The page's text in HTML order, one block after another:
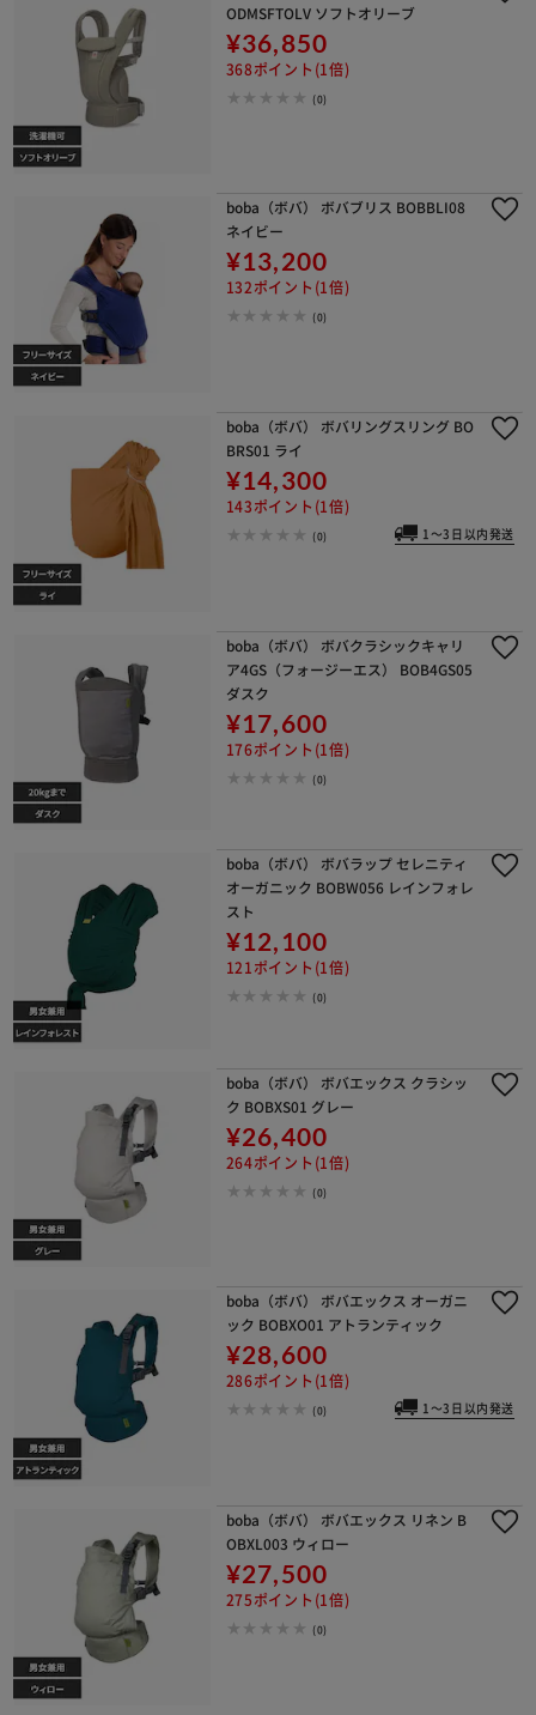
ODMSFTOLV ソフトオリーブ
¥36,850
368ポイント(1倍)
(0)
boba（ボバ） ボバブリス BOBBLI08
ネイビー
¥13,200
132ポイント(1倍)
(0)
boba（ボバ） ボバリングスリング BO
BRS01 ライ
¥14,300
143ポイント(1倍)
(0) 1～3日以内発送
boba（ボバ） ボバクラシックキャリ
ア4GS（フォージーエス） BOB4GS05
ダスク
¥17,600
176ポイント(1倍)
(0)
boba（ボバ） ボバラップ セレニティ
オーガニック BOBW056 レインフォレ
スト
¥12,100
121ポイント(1倍)
(0)
boba（ボバ） ボバエックス クラシッ
ク BOBXS01 グレー
¥26,400
264ポイント(1倍)
(0)
boba（ボバ） ボバエックス オーガニ
ック BOBXO01 アトランティック
¥28,600
286ポイント(1倍)
(0) 1～3日以内発送
boba（ボバ） ボバエックス リネン B
OBXL003 ウィロー
¥27,500
275ポイント(1倍)
(0)